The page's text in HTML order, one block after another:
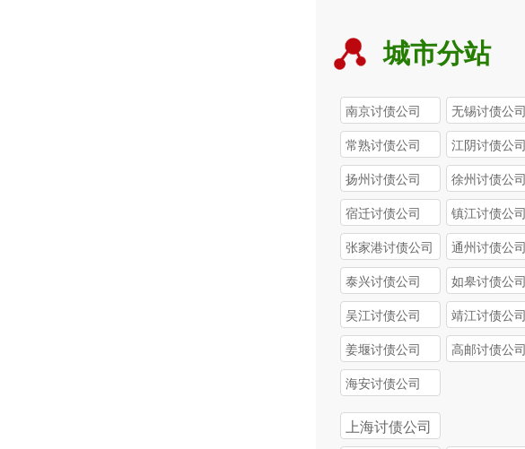
城市分站
南京讨债公司 无锡讨债公司
常熟讨债公司 江阴讨债公司
扬州讨债公司 徐州讨债公司
宿迁讨债公司 镇江讨债公司
张家港讨债公司 通州讨债公司
泰兴讨债公司 如皋讨债公司
吴江讨债公司 靖江讨债公司
姜堰讨债公司 高邮讨债公司
海安讨债公司
上海讨债公司